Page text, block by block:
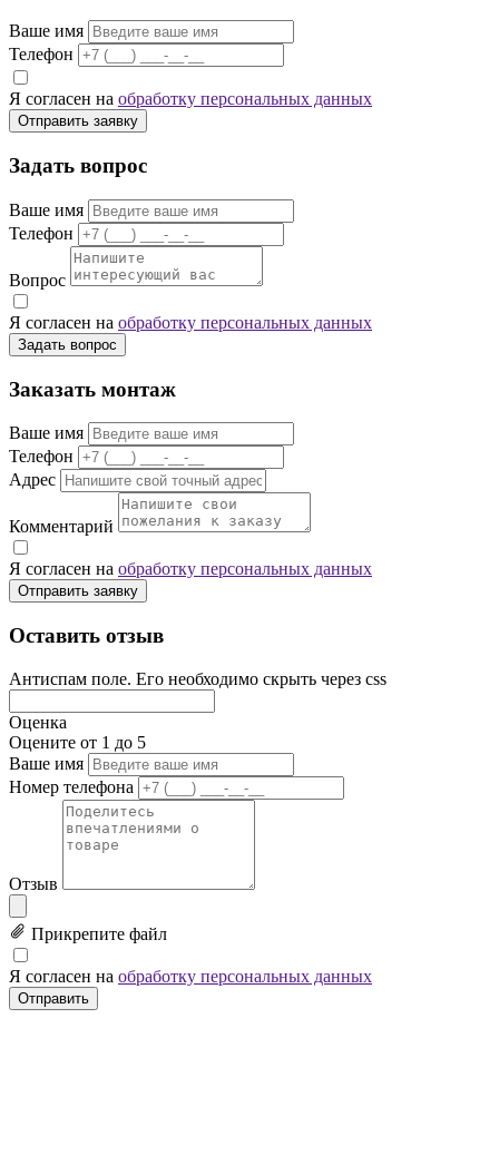
Ваше имя
Телефон
Я согласен на обработку персональных данных
Отправить заявку
Задать вопрос
Ваше имя
Телефон
Вопрос
Я согласен на обработку персональных данных
Задать вопрос
Заказать монтаж
Ваше имя
Телефон
Адрес
Комментарий
Я согласен на обработку персональных данных
Отправить заявку
Оставить отзыв
Антиспам поле. Его необходимо скрыть через css
Оценка
Оцените от 1 до 5
Ваше имя
Номер телефона
Отзыв
Прикрепите файл
Я согласен на обработку персональных данных